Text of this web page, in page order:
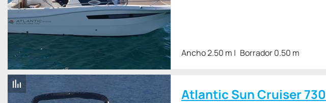
Ancho 2.50 m Borrador 0.50 m
Atlantic Sun Cruiser 730